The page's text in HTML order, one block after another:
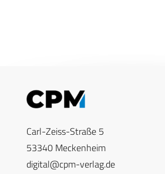
Carl-Zeiss-Straße 5
53340 Meckenheim
digital@cpm-verlag.de